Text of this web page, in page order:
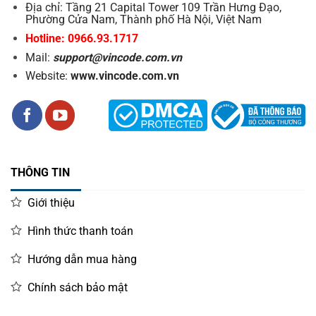
Địa chỉ: Tầng 21 Capital Tower 109 Trần Hưng Đạo,
Phường Cửa Nam, Thành phố Hà Nội, Việt Nam
Hotline: 0966.93.1717
Mail: support@vincode.com.vn
Website: www.vincode.com.vn
THÔNG TIN
Giới thiệu
Hình thức thanh toán
Hướng dẫn mua hàng
Chính sách bảo mật